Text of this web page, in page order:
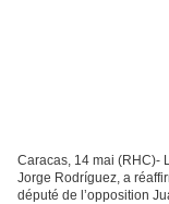
Caracas, 14 mai (RHC)-
Jorge Rodríguez, a
député de l’opposition